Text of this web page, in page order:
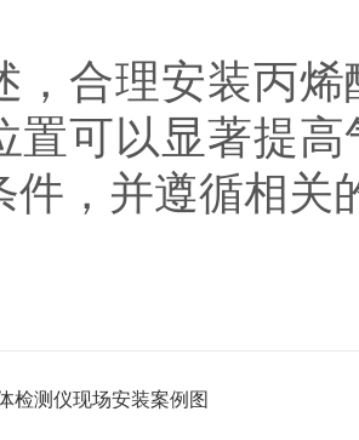
，合理安装丙
置可以显著提
件，并遵循相关
检测仪现场安装案例图